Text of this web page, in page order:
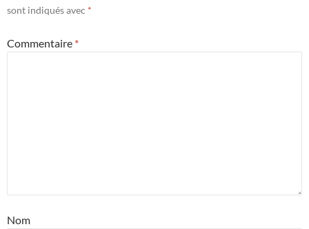
sont indiqués avec *
Commentaire *
Nom